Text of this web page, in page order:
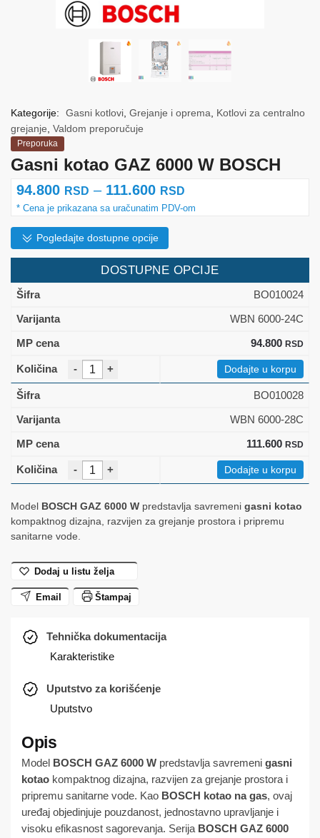
Preporuka
Gasni kotao GAZ 6000 W BOSCH
94.800 RSD – 111.600 RSD
cena:
94.800 rsd
do
111.600 rsd
Pogledajte dostupne opcije
Model BOSCH GAZ 6000 W predstavlja savremeni gasni kotao
kompaktnog dizajna, razvijen za grejanje prostora i pripremu
sanitarne vode.
DOSTUPNE OPCIJE
BO010024
WBN 6000-24C
94.800 RSD
- + Dodajte u korpu
BO010028
WBN 6000-28C
111.600 RSD
- + Dodajte u korpu
Kategorije: Gasni kotlovi Grejanje i oprema
Kotlovi za centralno
grejanje Valdom preporučuje
Dodaj u listu želja
Email Štampaj
Tehnička dokumentacija
Karakteristike
Uputstvo za korišćenje
Uputstvo
Model BOSCH GAZ 6000 W predstavlja savremeni gasni
kotao kompaktnog dizajna, razvijen za grejanje prostora i
pripremu sanitarne vode. Kao BOSCH kotao na gas, ovaj
uređaj objedinjuje pouzdanost, jednostavno upravljanje i
visoku efikasnost sagorevanja. Serija BOSCH GAZ 6000